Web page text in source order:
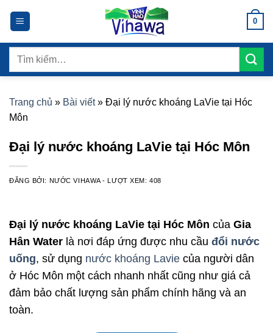
0
Tìm
Trang chủ » Bài viết» Đại lý nước khoáng LaVie tại Hóc
Môn
Đại lý nước khoáng LaVie tại Hóc Môn
ĐĂNG BỞI: NƯỚC VIHAWA - LƯỢT XEM: 408
Đại lý nước khoáng LaVie tại Hóc Môn của Gia
Hân Water là nơi đáp ứng được nhu cầu đổi nước
uống, sử dụng nước khoáng Lavie của người dân
ở Hóc Môn một cách nhanh nhất cũng như giá cả
đảm bảo chất lượng sản phẩm chính hãng và an
toàn.